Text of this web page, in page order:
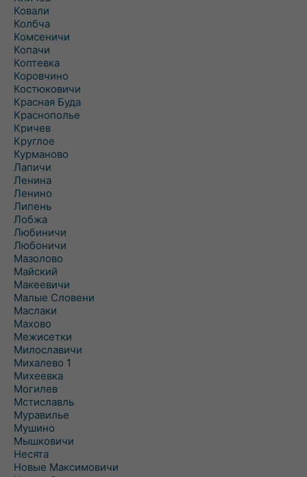
Ковали
Колбча
Комсеничи
Копачи
Коптевка
Коровчино
Костюковичи
Красная Буда
Краснополье
Кричев
Круглое
Курманово
Лапичи
Ленина
Ленино
Липень
Лобжа
Любиничи
Любоничи
Мазолово
Майский
Макеевичи
Малые Словени
Маслаки
Махово
Межисетки
Милославичи
Михалево 1
Михеевка
Могилев
Мстиславль
Муравилье
Мушино
Мышковичи
Несята
Новые Максимовичи